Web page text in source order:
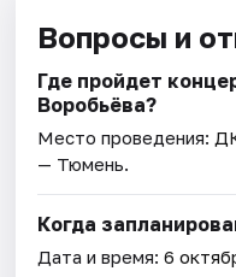
Вопросы и
Где пройдет
Воробьёва?
Место проведения:
— Тюмень.
Когда
Дата и время:6